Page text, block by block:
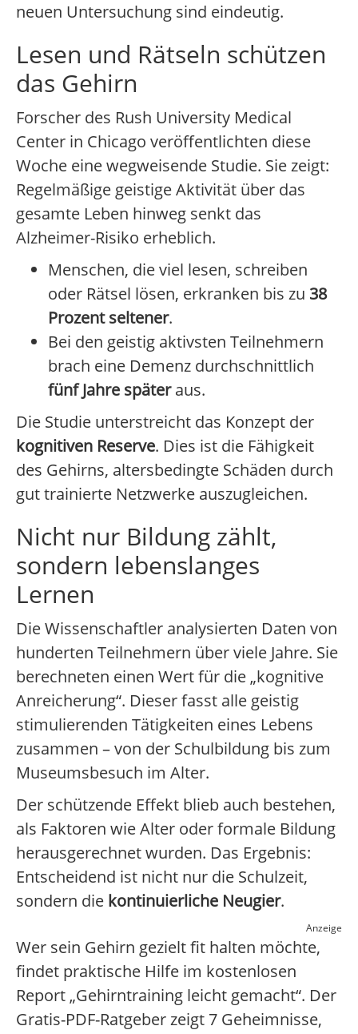
neuen Untersuchung sind eindeutig.
Lesen und Rätseln schützen
das Gehirn
Forscher des Rush University Medical
Center in Chicago veröffentlichten diese
Woche eine wegweisende Studie. Sie zeigt:
Regelmäßige geistige Aktivität über das
gesamte Leben hinweg senkt das
Alzheimer-Risiko erheblich.
Menschen, die viel lesen, schreiben
oder Rätsel lösen, erkranken bis zu 38
Prozent seltener.
Bei den geistig aktivsten Teilnehmern
brach eine Demenz durchschnittlich
fünf Jahre späteraus.
Die Studie unterstreicht das Konzept der
kognitiven Reserve. Dies ist die Fähigkeit
des Gehirns, altersbedingte Schäden durch
gut trainierte Netzwerke auszugleichen.
Nicht nur Bildung zählt,
sondern lebenslanges
Lernen
Die Wissenschaftler analysierten Daten von
hunderten Teilnehmern über viele Jahre. Sie
berechneten einen Wert für die „kognitive
Anreicherung“. Dieser fasst alle geistig
stimulierenden Tätigkeiten eines Lebens
zusammen – von der Schulbildung bis zum
Museumsbesuch im Alter.
Der schützende Effekt blieb auch bestehen,
als Faktoren wie Alter oder formale Bildung
herausgerechnet wurden. Das Ergebnis:
Entscheidend ist nicht nur die Schulzeit,
sondern die kontinuierliche Neugier.
Anzeige
Wer sein Gehirn gezielt fit halten möchte,
findet praktische Hilfe im kostenlosen
Report „Gehirntraining leicht gemacht“. Der
Gratis-PDF-Ratgeber zeigt 7 Geheimnisse,